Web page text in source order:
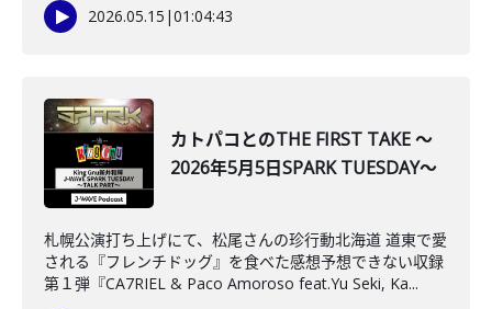
2026.05.15 |01:04:43
カトパコとのTHE FIRST TAKE ～
2026年5月5日SPARK TUESDAY～
札幌公演打ち上げにて、松尾さんの珍行動北海道 道東で愛
される『フレンチドッグ』を食べた感想予想できない収録
第１弾『CA7RIEL & Paco Amoroso feat.Yu Seki, Ka...